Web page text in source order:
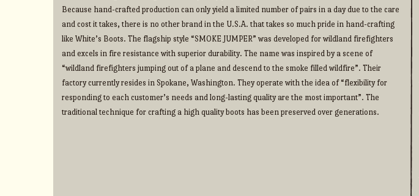
Because hand-crafted production can only yield a limited number of pairs in a day due to the care
and cost it takes, there is no other brand in the U.S.A. that takes so much pride in hand-crafting
like White’s Boots. The flagship style “SMOKE JUMPER” was developed for wildland firefighters
and excels in fire resistance with superior durability. The name was inspired by a scene of
“wildland firefighters jumping out of a plane and descend to the smoke filled wildfire”. Their
factory currently resides in Spokane, Washington. They operate with the idea of “flexibility for
responding to each customer’s needs and long-lasting quality are the most important”. The
traditional technique for crafting a high quality boots has been preserved over generations.